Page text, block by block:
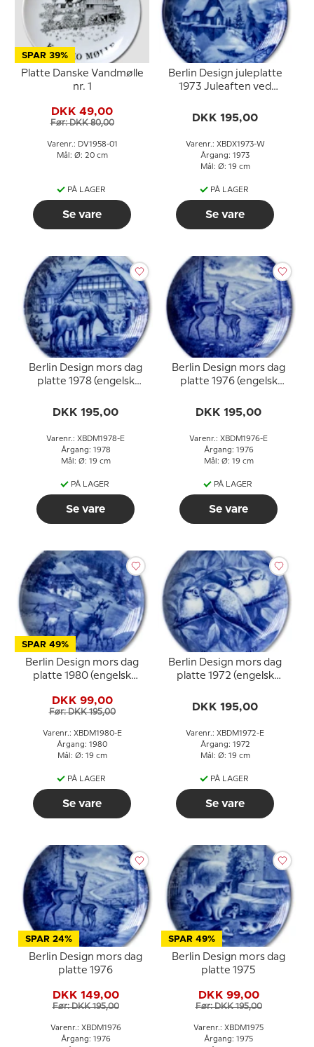
SPAR 39%
Platte Danske Vandmølle
nr. 1
DKK 49,00
Før: DKK 80,00
Varenr.: DV1958-01
Mål: Ø: 20 cm
PÅ LAGER
Se vare
Berlin Design juleplatte
1973 Juleaften ved
DKK 195,00
Varenr.: XBDX1973-W
Årgang: 1973
Mål: Ø: 19 cm
PÅ LAGER
Se vare
Berlin Design mors dag
platte 1978 (engelsk
DKK 195,00
Varenr.: XBDM1978-E
Årgang: 1978
Mål: Ø: 19 cm
PÅ LAGER
Se vare
Berlin Design mors dag
platte 1976 (engelsk
DKK 195,00
Varenr.: XBDM1976-E
Årgang: 1976
Mål: Ø: 19 cm
PÅ LAGER
Se vare
SPAR 49%
Berlin Design mors dag
platte 1980 (engelsk
DKK 99,00
Før: DKK 195,00
Varenr.: XBDM1980-E
Årgang: 1980
Mål: Ø: 19 cm
PÅ LAGER
Se vare
Berlin Design mors dag
platte 1972 (engelsk
DKK 195,00
Varenr.: XBDM1972-E
Årgang: 1972
Mål: Ø: 19 cm
PÅ LAGER
Se vare
SPAR 24%
Berlin Design mors dag
platte 1976
DKK 149,00
Før: DKK 195,00
Varenr.: XBDM1976
Årgang: 1976
SPAR 49%
Berlin Design mors dag
platte 1975
DKK 99,00
Før: DKK 195,00
Varenr.: XBDM1975
Årgang: 1975